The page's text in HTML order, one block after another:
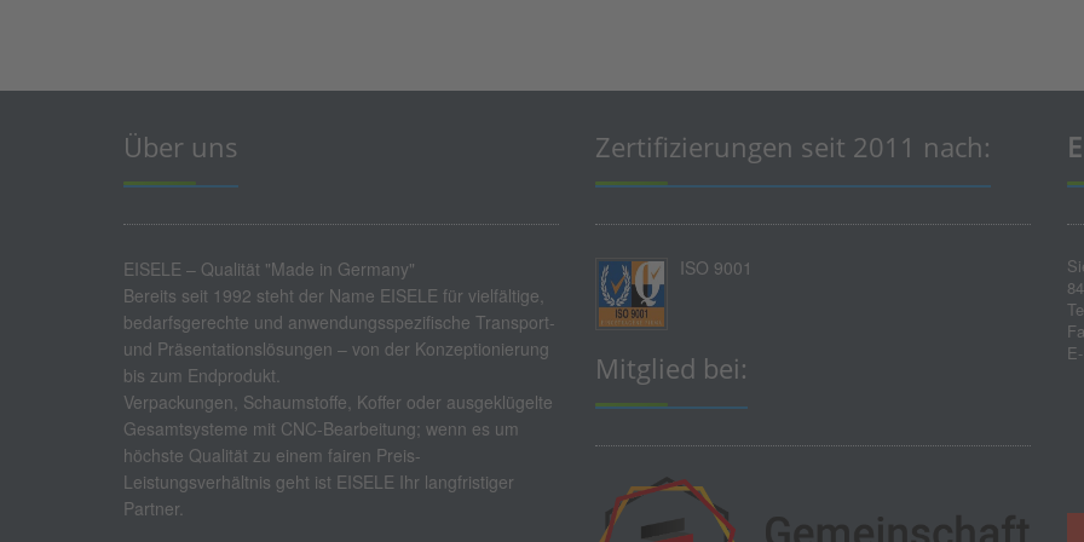
Über uns
EISELE – Qualität "Made in Germany"
Bereits seit 1992 steht der Name EISELE für vielfältige,
bedarfsgerechte und anwendungsspezifische Transport-
und Präsentationslösungen – von der Konzeptionierung
bis zum Endprodukt.
Verpackungen, Schaumstoffe, Koffer oder ausgeklügelte
Gesamtsysteme mit CNC-Bearbeitung; wenn es um
höchste Qualität zu einem fairen Preis-
Leistungsverhältnis geht ist EISELE Ihr langfristiger
Partner.
Zertifizierungen seit 2011 nach:
ISO 9001
Mitglied bei: